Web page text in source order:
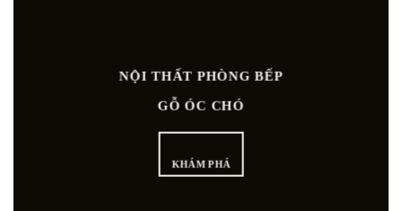
NỘI THẤT PHÒNG BẾP
GỖ ÓC CHÓ
KHÁM PHÁ